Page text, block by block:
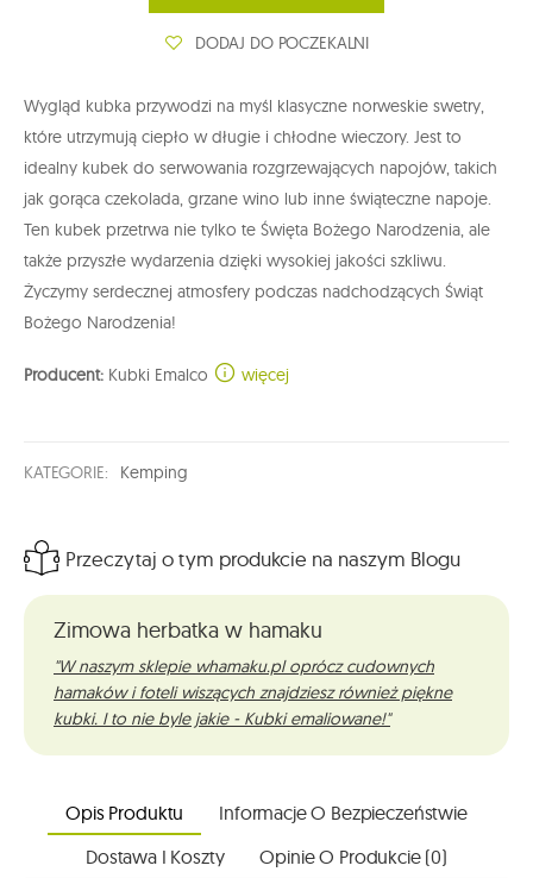
DODAJ DO POCZEKALNI
Wygląd kubka przywodzi na myśl klasyczne norweskie swetry,
które utrzymują ciepło w długie i chłodne wieczory. Jest to
idealny kubek do serwowania rozgrzewających napojów, takich
jak gorąca czekolada, grzane wino lub inne świąteczne napoje.
Ten kubek przetrwa nie tylko te Święta Bożego Narodzenia, ale
także przyszłe wydarzenia dzięki wysokiej jakości szkliwu.
Życzymy serdecznej atmosfery podczas nadchodzących Świąt
Bożego Narodzenia!
Producent: Kubki Emalco więcej
KATEGORIE: Kemping
Przeczytaj o tym produkcie na naszym Blogu
Zimowa herbatka w hamaku
"W naszym sklepie whamaku.pl oprócz cudownych
hamaków i foteli wiszących znajdziesz również piękne
kubki. I to nie byle jakie - Kubki emaliowane!"
Opis Produktu
Informacje O Bezpieczeństwie
Dostawa I Koszty
Opinie O Produkcie (0)